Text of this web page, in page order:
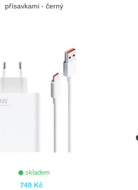
přísavkami - černý
skladem
749 Kč